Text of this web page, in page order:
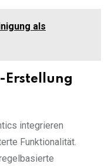
als
Erstellung
integrieren
Funktionalität.